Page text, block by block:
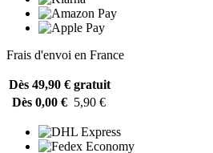
Frais d'envoi en France
Dès 49,90 € gratuit
Dès 0,00 € 5,90 €